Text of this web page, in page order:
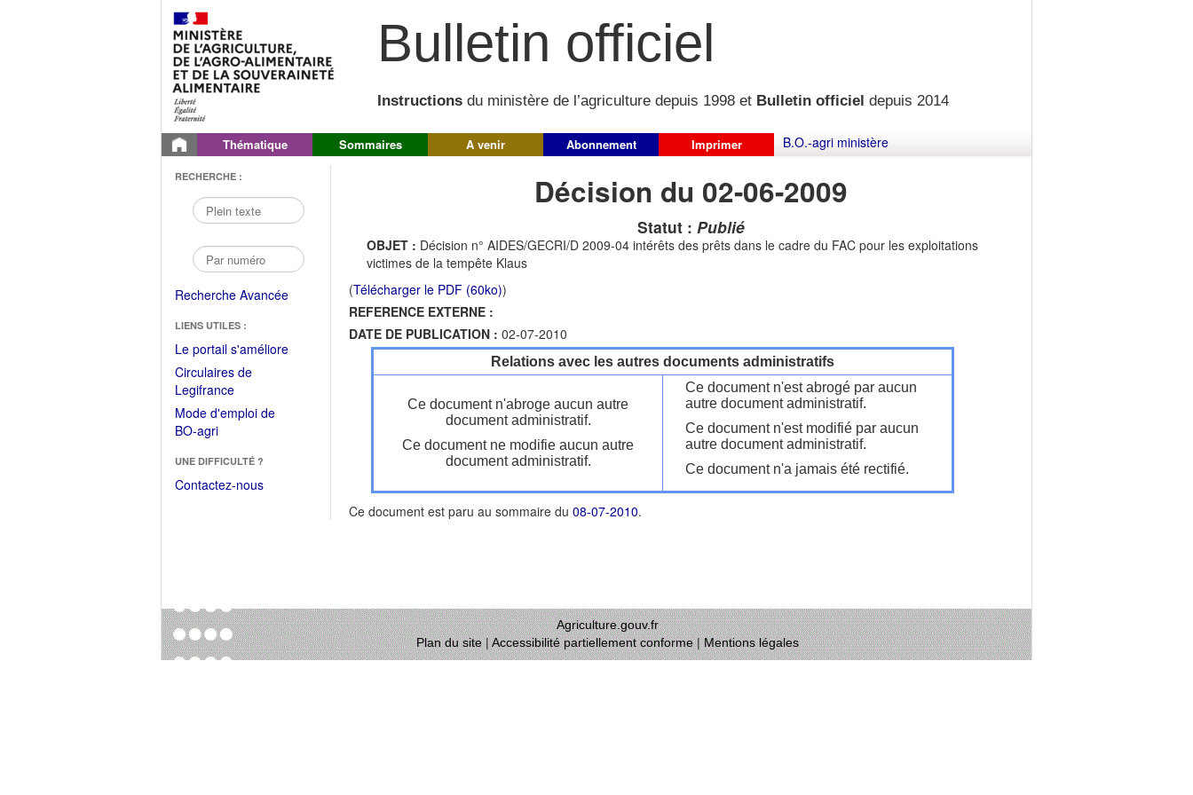
Bulletin officiel
Instructions du ministère de l’agriculture depuis 1998 et Bulletin officiel depuis 2014
Thématique Sommaires A venir Abonnement Imprimer B.O.-agri ministère
RECHERCHE :
Recherche Avancée
LIENS UTILES :
Le portail s'améliore(Fichier
Circulaires de
Legifrance(Ouvrir
dans
une
fenêtre)
Mode d'emploi de
BO-agri(Ouvrir
une
nouvelle
UNE DIFFICULTÉ ?
Contactez-nous
Décision du 02-06-2009
Statut : Publié
OBJET : Décision n° AIDES/GECRI/D 2009-04 intérêts des prêts dans le cadre du FAC pour les exploitations
victimes de la tempête Klaus
(Télécharger le PDF (60ko))
REFERENCE EXTERNE :
DATE DE PUBLICATION : 02-07-2010
Relations avec les autres documents administratifs
Ce document n'abroge aucun autre
document administratif.
Ce document ne modifie aucun autre
document administratif.
Ce document n'est abrogé par aucun
autre document administratif.
Ce document n'est modifié par aucun
autre document administratif.
Ce document n'a jamais été rectifié.
Ce document est paru au sommaire du 08-07-2010.
Agriculture.gouv.fr
Plan du site|Accessibilité partiellement conforme|Mentions légales